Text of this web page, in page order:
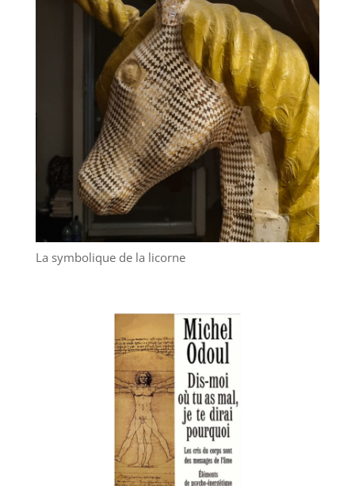
La symbolique de la licorne